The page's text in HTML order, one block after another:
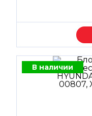
В наличии